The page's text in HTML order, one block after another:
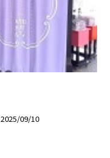
2025/09/10